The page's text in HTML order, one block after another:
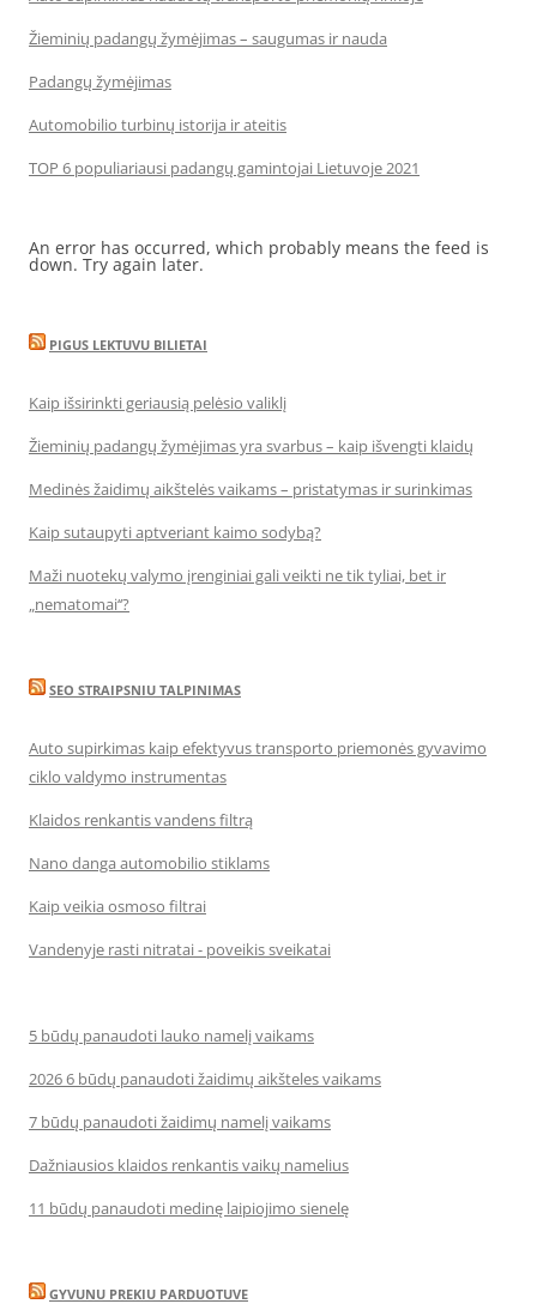
Žieminių padangų žymėjimas – saugumas ir nauda
Padangų žymėjimas
Automobilio turbinų istorija ir ateitis
TOP 6 populiariausi padangų gamintojai Lietuvoje 2021
An error has occurred, which probably means the feed is
down. Try again later.
PIGUS LEKTUVU BILIETAI
Kaip išsirinkti geriausią pelėsio valiklį
Žieminių padangų žymėjimas yra svarbus – kaip išvengti klaidų
Medinės žaidimų aikštelės vaikams – pristatymas ir surinkimas
Kaip sutaupyti aptveriant kaimo sodybą?
Maži nuotekų valymo įrenginiai gali veikti ne tik tyliai, bet ir
„nematomai‘‘?
SEO STRAIPSNIU TALPINIMAS
Auto supirkimas kaip efektyvus transporto priemonės gyvavimo
ciklo valdymo instrumentas
Klaidos renkantis vandens filtrą
Nano danga automobilio stiklams
Kaip veikia osmoso filtrai
Vandenyje rasti nitratai - poveikis sveikatai
5 būdų panaudoti lauko namelį vaikams
2026 6 būdų panaudoti žaidimų aikšteles vaikams
7 būdų panaudoti žaidimų namelį vaikams
Dažniausios klaidos renkantis vaikų namelius
11 būdų panaudoti medinę laipiojimo sienelę
GYVUNU PREKIU PARDUOTUVE